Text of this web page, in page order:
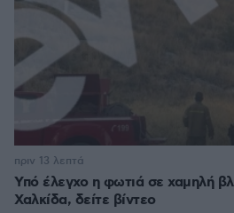
Υπό έλεγχο η φωτιά σε χαμηλή
Χαλκίδα, δείτε βίντεο
πριν 13 λεπτά